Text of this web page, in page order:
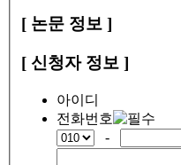
[ 논문 정보 ]
[ 신청자 정보 ]
아이디
전화번호
-